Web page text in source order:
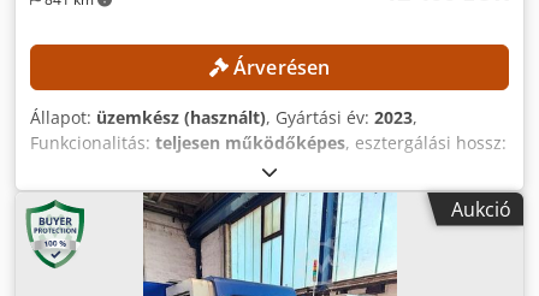
Árverésen
Állapot: üzemkész (használt), Gyártási év: 2023,
Funkcionalitás: teljesen működőképes, esztergálási hossz:
, esztergálási átmérő:300 mm
orsófordulatszám (max.):4 500 ford/min, vezérlő modell:
FANUC CNC
, A gép három napos előrejelzéssel
megtekinthető. TECHNIKAI ADATOK Maximális
megmunkálható átmérő: kb. 300 mm Maximális
Aukció